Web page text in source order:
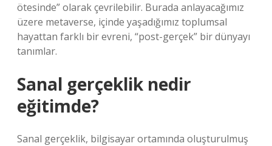
ötesinde” olarak çevrilebilir. Burada anlayacağımız
üzere metaverse, içinde yaşadığımız toplumsal
hayattan farklı bir evreni, “post-gerçek” bir dünyayı
tanımlar.
Sanal gerçeklik nedir
eğitimde?
Sanal gerçeklik, bilgisayar ortamında oluşturulmuş